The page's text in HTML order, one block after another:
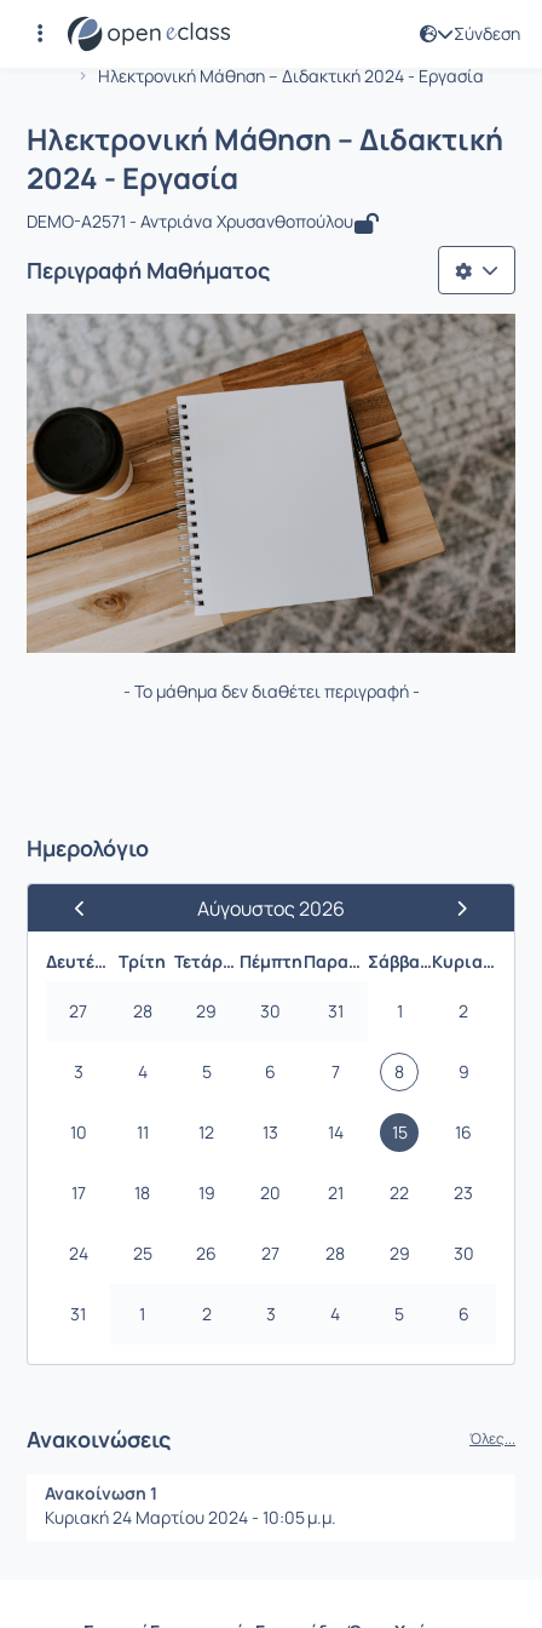
Σύνδεση
Αρχική Σελίδα
Ηλεκτρονική Μάθηση – Διδακτική 2024 - Εργασία
Μάθημα : Ηλεκτρονική Μάθηση –
Ηλεκτρονική Μάθηση – Διδακτική
2024 - Εργασία
DEMO-A2571 - Αντριάνα Χρυσανθοπούλου
Περιγραφή Μαθήματος
- Το μάθημα δεν διαθέτει περιγραφή -
Ημερολόγιο
Προηγούμενος ΜήναςΑύγουστος 2026
Επόμενος
Δευτέρα Τρίτη Τετάρτη Πέμπτη Παρασκευή Σάββατο Κυριακή
27 28 29 30 31 1 2
3 4 5 6 7 8 9
10 11 12 13 14 15 16
17 18 19 20 21 22 23
24 25 26 27 28 29 30
31 1 2 3 4 5 6
Ανακοινώσεις Όλες...
Ανακοίνωση 1
Κυριακή 24 Μαρτίου 2024 - 10:05 μ.μ.